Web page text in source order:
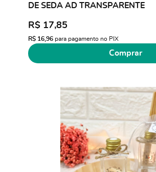
DE SEDA AD TRANSPARENTE
R$ 17,85
R$ 16,96 para pagamento no PIX
Comprar